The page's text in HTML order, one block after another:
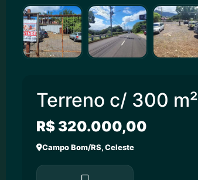
Terreno c/ 300 m²
R$ 320.000,00
Campo Bom/RS, Celeste